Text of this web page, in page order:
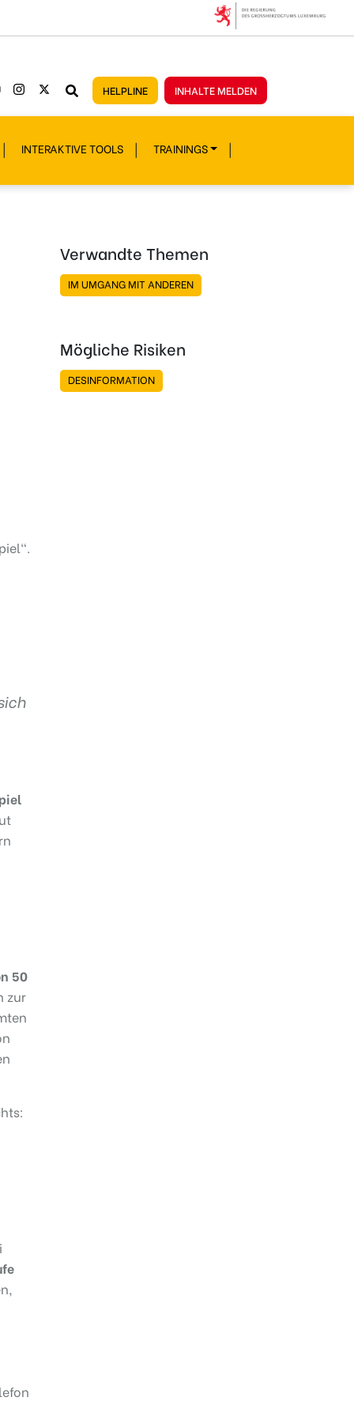
HELPLINE INHALTE MELDEN
INTERAKTIVE TOOLS TRAININGS
50
zur
Verwandte Themen
IM UMGANG MIT ANDEREN
Mögliche Risiken
DESINFORMATION